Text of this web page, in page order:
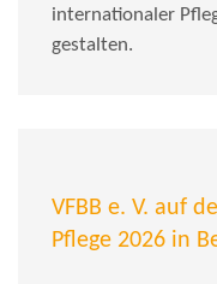
internationaler
gestalten.
VFBB e. V. auf
Pflege 2026 in